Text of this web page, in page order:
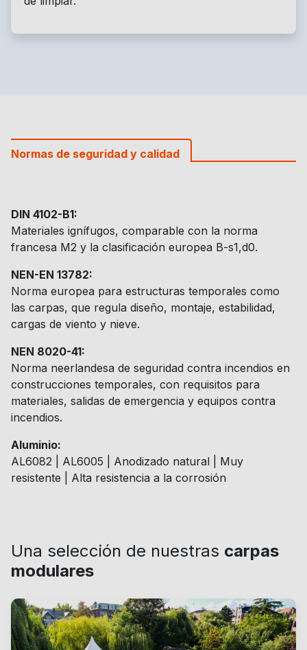
Normas de seguridad y calidad
DIN 4102-B1:
Materiales ignífugos, comparable con la norma
francesa M2 y la clasificación europea B-s1,d0.
NEN-EN 13782:
Norma europea para estructuras temporales como
las carpas, que regula diseño, montaje, estabilidad,
cargas de viento y nieve.
NEN 8020-41:
Norma neerlandesa de seguridad contra incendios en
construcciones temporales, con requisitos para
materiales, salidas de emergencia y equipos contra
incendios.
Aluminio:
AL6082 | AL6005 | Anodizado natural | Muy
resistente | Alta resistencia a la corrosión
Una selección de nuestras carpas
modulares